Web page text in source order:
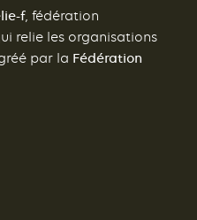
f, fédération
relie les organisations
par la Fédération